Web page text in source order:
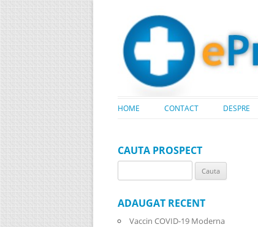
HOME CONTACT DESPRE
CAUTA PROSPECT
for:
ADAUGAT RECENT
Vaccin COVID-19 Moderna